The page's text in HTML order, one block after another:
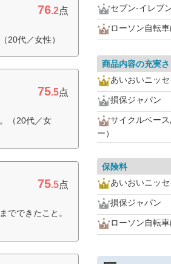
76.2点
20代／女性）
75.5点
（20代／女
75.5点
でできたこと。
セブン‐イレブ
ローソン自転
商品内容の充実さ
あいおいニッ
損保ジャパン
サイクルベー
ー）
保険料
あいおいニッ
損保ジャパン
ローソン自転